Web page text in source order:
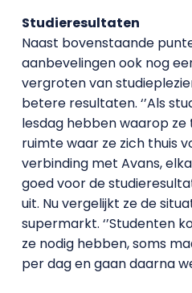
Studieresultaten
Naast bovenstaande
aanbevelingen ook nog
vergroten van
betere resultaten. ‘’Als
lesdag hebben waarop
ruimte waar ze zich thuis
verbinding met Avans,
goed voor de
uit. Nu vergelijkt ze de
supermarkt. ‘’Studenten
ze nodig hebben, soms
per dag en gaan daarna